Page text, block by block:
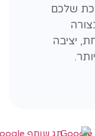
שלכם
יציבה